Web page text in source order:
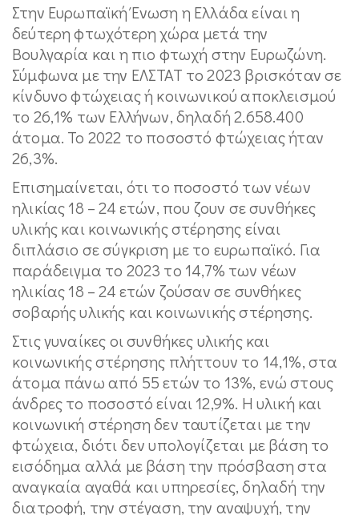
Στην Ευρωπαϊκή Ένωση η Ελλάδα είναι η
δεύτερη φτωχότερη χώρα μετά την
Βουλγαρία και η πιο φτωχή στην Ευρωζώνη.
Σύμφωνα με την ΕΛΣΤΑΤ το 2023 βρισκόταν σε
κίνδυνο φτώχειας ή κοινωνικού αποκλεισμού
το 26,1% των Ελλήνων, δηλαδή 2.658.400
άτομα. Το 2022 το ποσοστό φτώχειας ήταν
26,3%.
Επισημαίνεται, ότι το ποσοστό των νέων
ηλικίας 18 – 24 ετών, που ζουν σε συνθήκες
υλικής και κοινωνικής στέρησης είναι
διπλάσιο σε σύγκριση με το ευρωπαϊκό. Για
παράδειγμα το 2023 το 14,7% των νέων
ηλικίας 18 – 24 ετών ζούσαν σε συνθήκες
σοβαρής υλικής και κοινωνικής στέρησης.
Στις γυναίκες οι συνθήκες υλικής και
κοινωνικής στέρησης πλήττουν το 14,1%, στα
άτομα πάνω από 55 ετών το 13%, ενώ στους
άνδρες το ποσοστό είναι 12,9%. Η υλική και
κοινωνική στέρηση δεν ταυτίζεται με την
φτώχεια, διότι δεν υπολογίζεται με βάση το
εισόδημα αλλά με βάση την πρόσβαση στα
αναγκαία αγαθά και υπηρεσίες, δηλαδή την
διατροφή, την στέγαση, την αναψυχή, την